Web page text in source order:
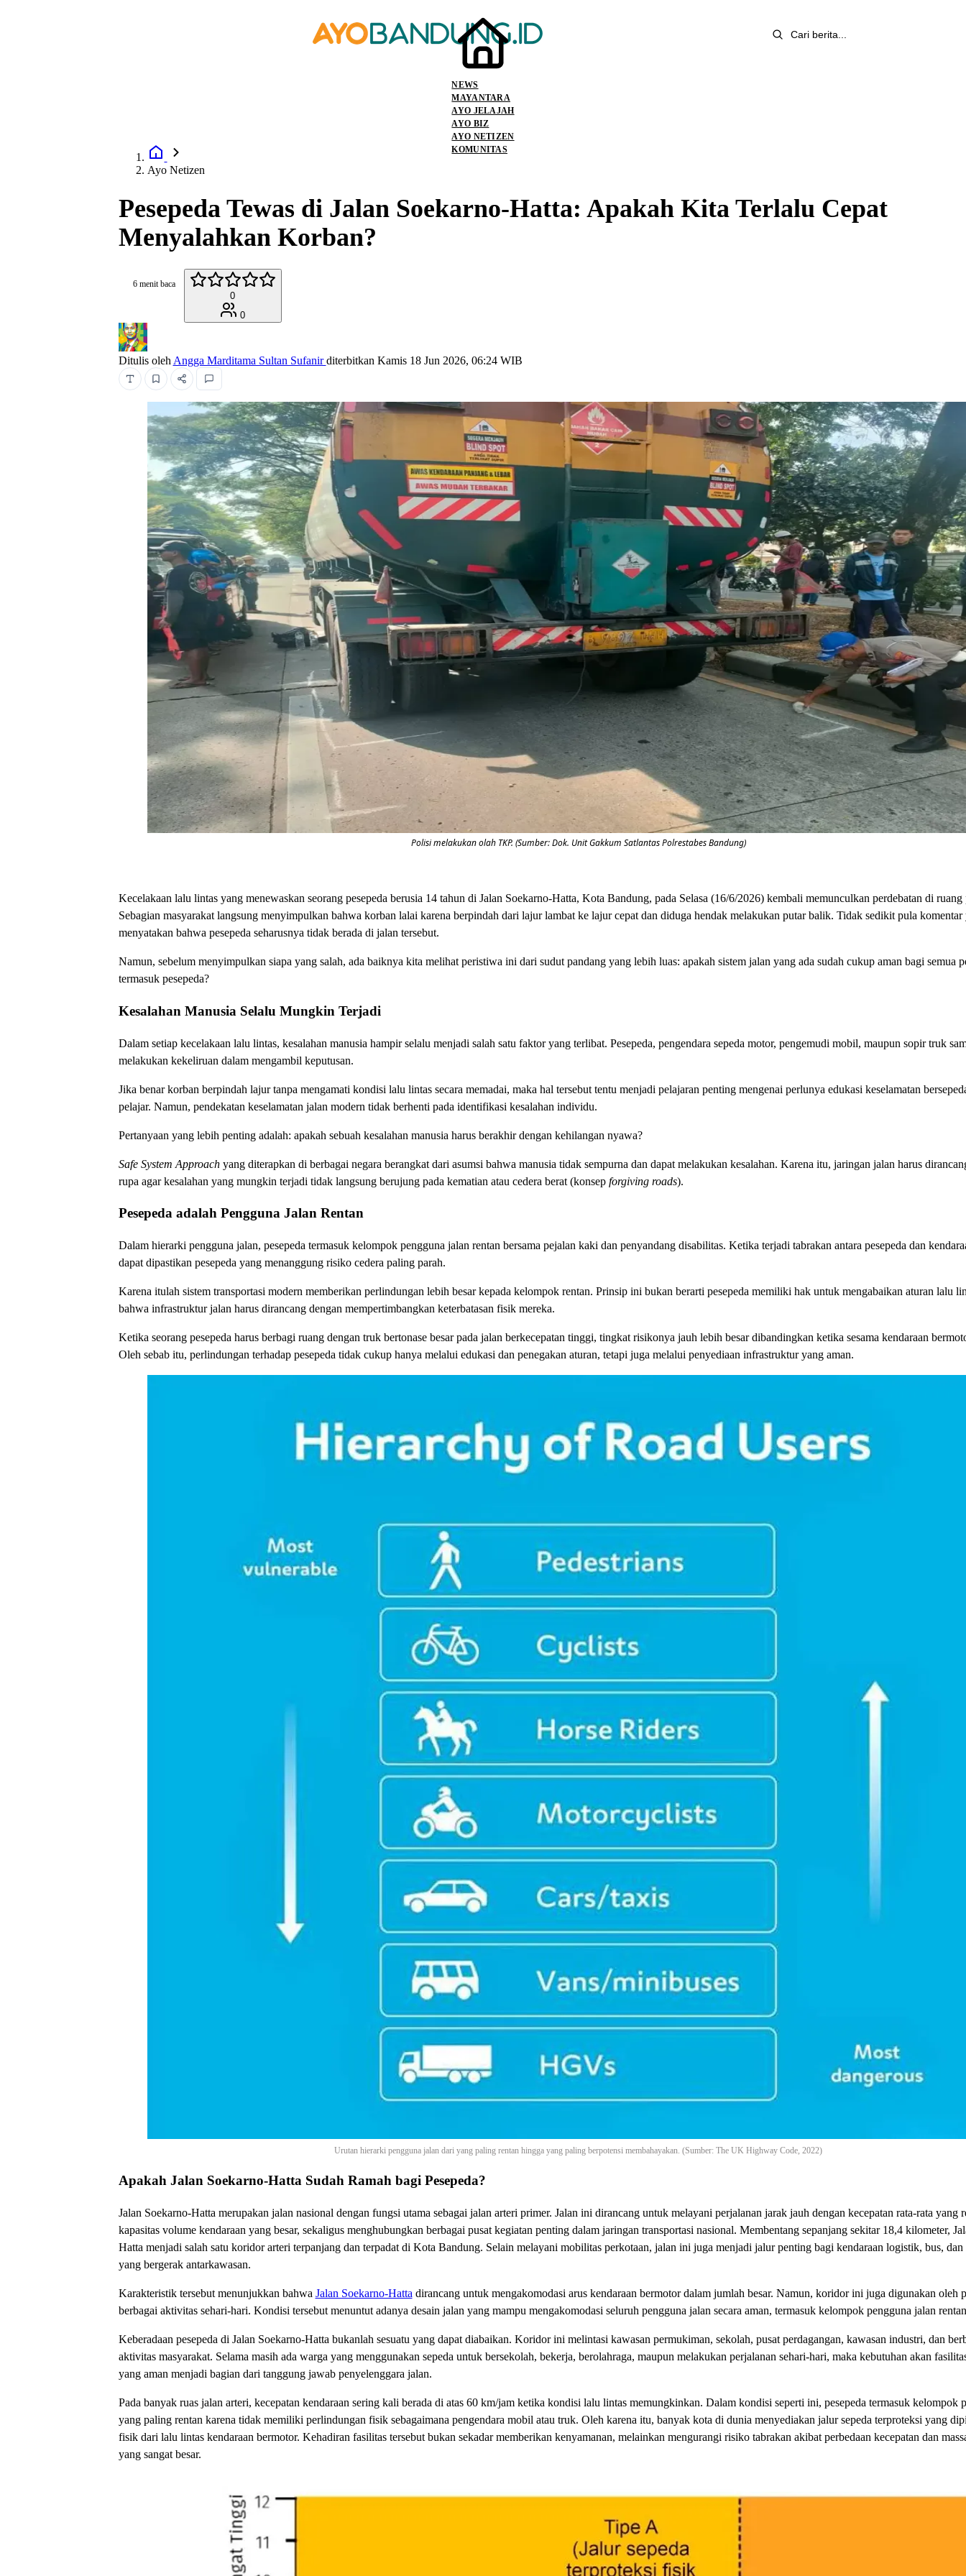
NEWS
MAYANTARA
AYO JELAJAH
AYO BIZ
AYO NETIZEN
KOMUNITAS
Ayo Netizen
Pesepeda Tewas di Jalan Soekarno-Hatta: Apakah Kita Terlalu Cepat
Menyalahkan Korban?
6 menit baca
0
0
Ditulis oleh Angga Marditama Sultan Sufanirditerbitkan Kamis 18 Jun 2026, 06:24 WIB
Polisi melakukan olah TKP. (Sumber: Dok. Unit Gakkum Satlantas Polrestabes Bandung)
Kecelakaan lalu lintas yang menewaskan seorang pesepeda berusia 14 tahun di Jalan Soekarno-Hatta, Kota Bandung, pada Selasa (16/6/2026) kembali memunculkan perdebatan di
Sebagian masyarakat langsung menyimpulkan bahwa korban lalai karena berpindah dari lajur lambat ke lajur cepat dan diduga hendak melakukan putar balik. Tidak sedikit pula komentar
menyatakan bahwa pesepeda seharusnya tidak berada di jalan tersebut.
Namun, sebelum menyimpulkan siapa yang salah, ada baiknya kita melihat peristiwa ini dari sudut pandang yang lebih luas: apakah sistem jalan yang ada sudah cukup aman bagi semua
termasuk pesepeda?
Kesalahan Manusia Selalu Mungkin Terjadi
Dalam setiap kecelakaan lalu lintas, kesalahan manusia hampir selalu menjadi salah satu faktor yang terlibat. Pesepeda, pengendara sepeda motor, pengemudi mobil, maupun sopir truk
melakukan kekeliruan dalam mengambil keputusan.
Jika benar korban berpindah lajur tanpa mengamati kondisi lalu lintas secara memadai, maka hal tersebut tentu menjadi pelajaran penting mengenai perlunya edukasi keselamatan
pelajar. Namun, pendekatan keselamatan jalan modern tidak berhenti pada identifikasi kesalahan individu.
Pertanyaan yang lebih penting adalah: apakah sebuah kesalahan manusia harus berakhir dengan kehilangan nyawa?
Safe System Approachyang diterapkan di berbagai negara berangkat dari asumsi bahwa manusia tidak sempurna dan dapat melakukan kesalahan. Karena itu, jaringan jalan harus
rupa agar kesalahan yang mungkin terjadi tidak langsung berujung pada kematian atau cedera berat (konsep forgiving roads).
Pesepeda adalah Pengguna Jalan Rentan
Dalam hierarki pengguna jalan, pesepeda termasuk kelompok pengguna jalan rentan bersama pejalan kaki dan penyandang disabilitas. Ketika terjadi tabrakan antara pesepeda dan
dapat dipastikan pesepeda yang menanggung risiko cedera paling parah.
Karena itulah sistem transportasi modern memberikan perlindungan lebih besar kepada kelompok rentan. Prinsip ini bukan berarti pesepeda memiliki hak untuk mengabaikan aturan lalu
bahwa infrastruktur jalan harus dirancang dengan mempertimbangkan keterbatasan fisik mereka.
Ketika seorang pesepeda harus berbagi ruang dengan truk bertonase besar pada jalan berkecepatan tinggi, tingkat risikonya jauh lebih besar dibandingkan ketika sesama kendaraan
Oleh sebab itu, perlindungan terhadap pesepeda tidak cukup hanya melalui edukasi dan penegakan aturan, tetapi juga melalui penyediaan infrastruktur yang aman.
Urutan hierarki pengguna jalan dari yang paling rentan hingga yang paling berpotensi membahayakan. (Sumber: The UK Highway Code, 2022)
Apakah Jalan Soekarno-Hatta Sudah Ramah bagi Pesepeda?
Jalan Soekarno-Hatta merupakan jalan nasional dengan fungsi utama sebagai jalan arteri primer. Jalan ini dirancang untuk melayani perjalanan jarak jauh dengan kecepatan rata-rata yang
kapasitas volume kendaraan yang besar, sekaligus menghubungkan berbagai pusat kegiatan penting dalam jaringan transportasi nasional. Membentang sepanjang sekitar 18,4 kilometer,
Hatta menjadi salah satu koridor arteri terpanjang dan terpadat di Kota Bandung. Selain melayani mobilitas perkotaan, jalan ini juga menjadi jalur penting bagi kendaraan logistik, bus, dan
yang bergerak antarkawasan.
Karakteristik tersebut menunjukkan bahwa Jalan Soekarno-Hatta dirancang untuk mengakomodasi arus kendaraan bermotor dalam jumlah besar. Namun, koridor ini juga digunakan oleh
berbagai aktivitas sehari-hari. Kondisi tersebut menuntut adanya desain jalan yang mampu mengakomodasi seluruh pengguna jalan secara aman, termasuk kelompok pengguna jalan
Keberadaan pesepeda di Jalan Soekarno-Hatta bukanlah sesuatu yang dapat diabaikan. Koridor ini melintasi kawasan permukiman, sekolah, pusat perdagangan, kawasan industri, dan
aktivitas masyarakat. Selama masih ada warga yang menggunakan sepeda untuk bersekolah, bekerja, berolahraga, maupun melakukan perjalanan sehari-hari, maka kebutuhan akan
yang aman menjadi bagian dari tanggung jawab penyelenggara jalan.
Pada banyak ruas jalan arteri, kecepatan kendaraan sering kali berada di atas 60 km/jam ketika kondisi lalu lintas memungkinkan. Dalam kondisi seperti ini, pesepeda termasuk kelompok
yang paling rentan karena tidak memiliki perlindungan fisik sebagaimana pengendara mobil atau truk. Oleh karena itu, banyak kota di dunia menyediakan jalur sepeda terproteksi yang
fisik dari lalu lintas kendaraan bermotor. Kehadiran fasilitas tersebut bukan sekadar memberikan kenyamanan, melainkan mengurangi risiko tabrakan akibat perbedaan kecepatan dan
yang sangat besar.